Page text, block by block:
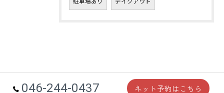
駐車場あり テイクアウト
046-244-0437 ネット予約はこちら